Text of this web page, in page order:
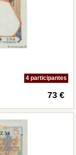
4 participantes
73 €